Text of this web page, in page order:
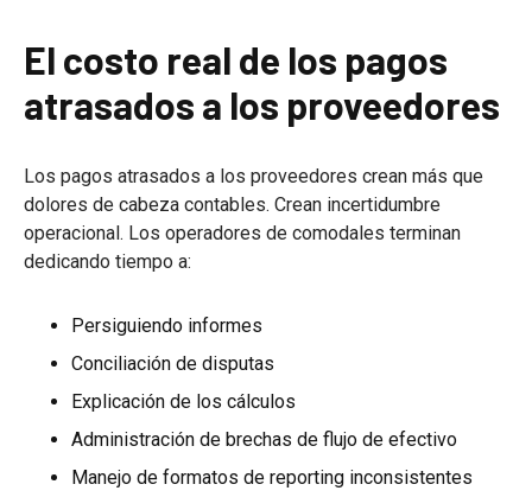
El costo real de los pagos
atrasados a los proveedores
Los pagos atrasados a los proveedores crean más que
dolores de cabeza contables. Crean incertidumbre
operacional. Los operadores de comodales terminan
dedicando tiempo a:
Persiguiendo informes
Conciliación de disputas
Explicación de los cálculos
Administración de brechas de flujo de efectivo
Manejo de formatos de reporting inconsistentes